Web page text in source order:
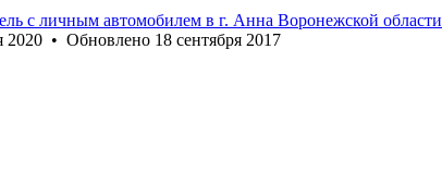
с личным автомобилем в г. Анна Воронежской области
2020 • Обновлено 18 сентября 2017